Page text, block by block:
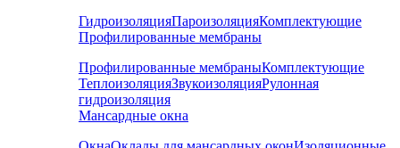
ГидроизоляцияПароизоляцияКомплектующие
Профилированные мембраны
Профилированные мембраныКомплектующие
ТеплоизоляцияЗвукоизоляцияРулонная
гидроизоляция
Мансардные окна